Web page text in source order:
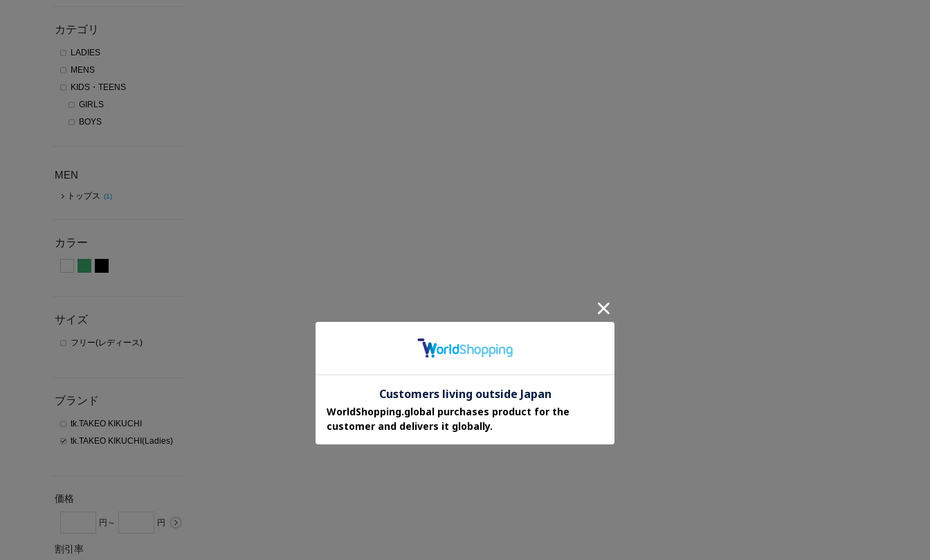
カテゴリ
LADIES
MENS
KIDS・TEENS
GIRLS
BOYS
MEN
トップス (1)
カラー
サイズ
フリー(レディース)
ブランド
tk.TAKEO KIKUCHI
tk.TAKEO KIKUCHI(Ladies)
価格
円～ 円
割引率